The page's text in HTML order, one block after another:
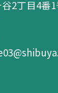
2丁目4番